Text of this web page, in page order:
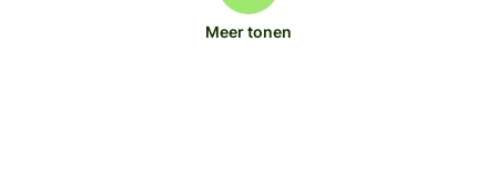
Meer tonen